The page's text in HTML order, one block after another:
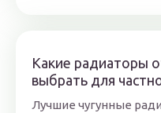
Какие радиаторы
выбрать для
Лучшие чугунные